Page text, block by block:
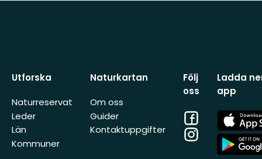
Utforska
Naturreservat
Leder
Län
Kommuner
Naturkartan
Om oss
Guider
Kontaktuppgifter
Följ
oss
Facebook
Instagram
Ladda
app
App
Store
App
Store